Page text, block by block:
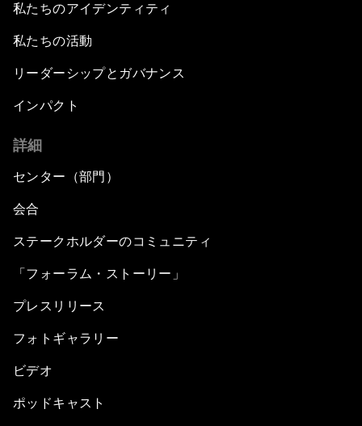
私たちのアイデンティティ
私たちの活動
リーダーシップとガバナンス
インパクト
詳細
センター（部門）
会合
ステークホルダーのコミュニティ
「フォーラム・ストーリー」
プレスリリース
フォトギャラリー
ビデオ
ポッドキャスト